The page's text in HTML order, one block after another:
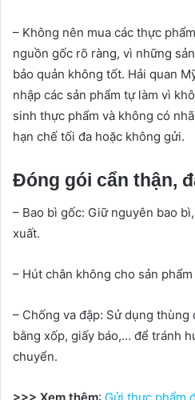
– Không nên mua các thực
nguồn gốc rõ ràng, vì những
bảo quản không tốt. Hải quan
nhập các sản phẩm tự làm vì
sinh thực phẩm và không có
hạn chế tối đa hoặc không gửi.
Đóng gói cẩn thận,
– Bao bì gốc: Giữ nguyên bao
xuất.
– Hút chân không cho sản phẩm
– Chống va đập: Sử dụng
bằng xốp, giấy báo,… để tránh
chuyển.
>>> Xem thêm: Gửi thực phẩm